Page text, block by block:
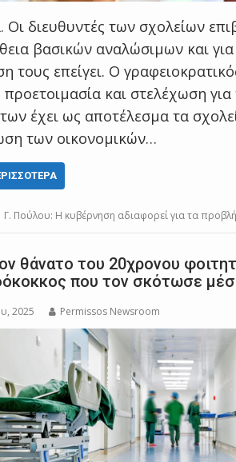
Οι διευθυντές των σχολείων
βασικών αναλώσιμων και
τους επείγει. Ο
και στελέχωση
έχει ως αποτέλεσμα τα
των οικονομικών…
Γ. Πούλου: Η κυβέρνηση αδιαφορεί για τα
θάνατο του 20χρονου
που τον σκότωσε
2025 Permissos Newsroom